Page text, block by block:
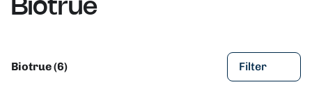
Biotrue
Biotrue (6) Filter